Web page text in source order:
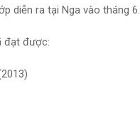
diễn ra tại Nga vào tháng 6.
đạt được: